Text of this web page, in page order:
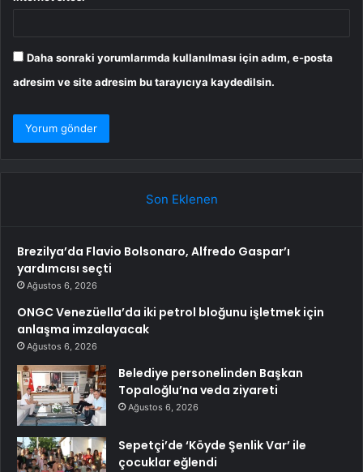
Daha sonraki yorumlarımda kullanılması için adım, e-posta
adresim ve site adresim bu tarayıcıya kaydedilsin.
Son Eklenen
Brezilya’da Flavio Bolsonaro, Alfredo Gaspar’ı
yardımcısı seçti
Ağustos 6, 2026
ONGC Venezüella’da iki petrol bloğunu işletmek için
anlaşma imzalayacak
Ağustos 6, 2026
Belediye personelinden Başkan
Topaloğlu’na veda ziyareti
Ağustos 6, 2026
Sepetçi’de ‘Köyde Şenlik Var’ ile
çocuklar eğlendi